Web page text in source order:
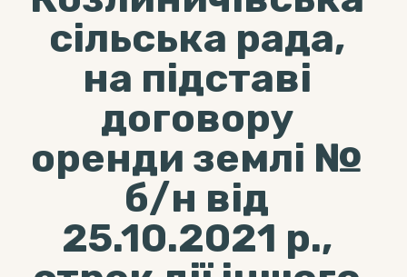
сільська рада,
на підставі
договору
оренди землі №
б/н від
25.10.2021 р.,